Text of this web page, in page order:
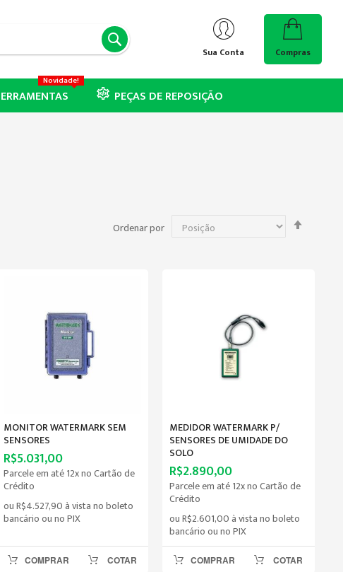
PESQUISA
Sua Conta Compras
Novidade!
PEÇAS DE REPOSIÇÃO
Ordenar por
MONITOR WATERMARK SEM
SENSORES
R$5.031,00
Parcele em até 12x no Cartão de
Crédito
ouR$4.527,90à vista no boleto
bancário ou no PIX
COMPRAR COTAR
MEDIDOR WATERMARK P/
SENSORES DE UMIDADE DO
SOLO
R$2.890,00
Parcele em até 12x no Cartão de
Crédito
ouR$2.601,00à vista no boleto
bancário ou no PIX
COMPRAR COTAR